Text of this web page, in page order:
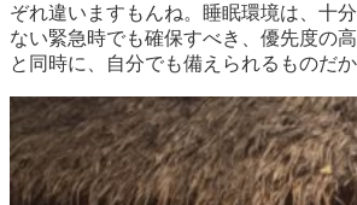
ぞれ違いますもんね。睡眠環境は、十
ない緊急時でも確保すべき、優先度の
と同時に、自分でも備えられるものだか